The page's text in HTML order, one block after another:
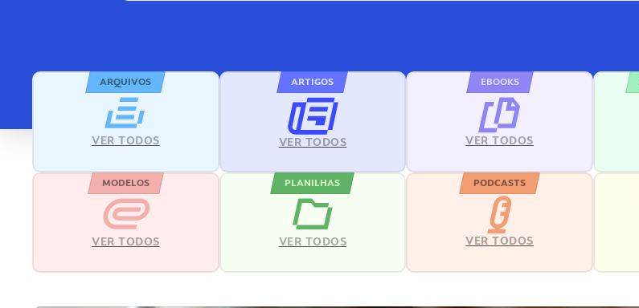
ARQUIVOS
VER TODOS
ARTIGOS
VER TODOS
EBOOKS
VER TODOS
MODELOS
VER TODOS
PLANILHAS
VER TODOS
PODCASTS
VER TODOS